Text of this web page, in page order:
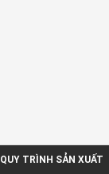
QUY TRÌNH SẢN XUẤT